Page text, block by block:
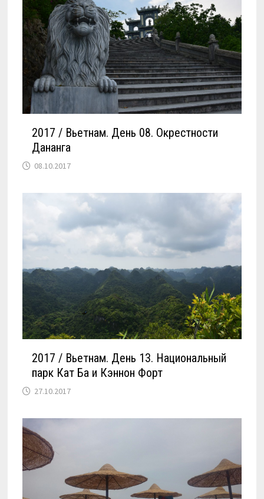
2017 / Вьетнам. День 08. Окрестности
Дананга
08.10.2017
2017 / Вьетнам. День 13. Национальный
парк Кат Ба и Кэннон Форт
27.10.2017